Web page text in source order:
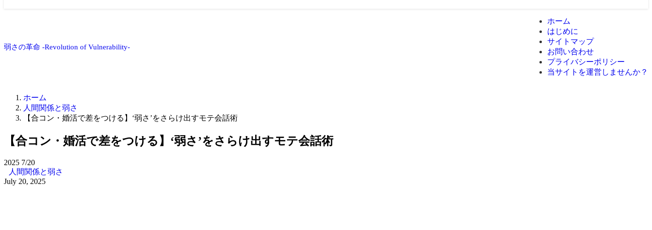
弱さの革命 -Revolution of Vulnerability-
ホーム
はじめに
サイトマップ
お問い合わせ
プライバシーポリシー
当サイトを運営しませんか？
ホーム
人間関係と弱さ
【合コン・婚活で差をつける】‘弱さ’をさらけ出すモテ会話術
【合コン・婚活で差をつける】‘弱さ’をさらけ出すモテ会話術
2025 7/20
人間関係と弱さ
July 20, 2025